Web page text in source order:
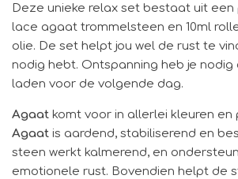
Deze unieke relax set bestaat uit
lace agaat trommelsteen en 10ml
olie. De set helpt jou wel de rust te
nodig hebt. Ontspanning heb je nodig
laden voor de volgende dag.
Agaat komt voor in allerlei kleuren en
Agaat is aardend, stabiliserend en
steen werkt kalmerend, en
emotionele rust. Bovendien helpt de